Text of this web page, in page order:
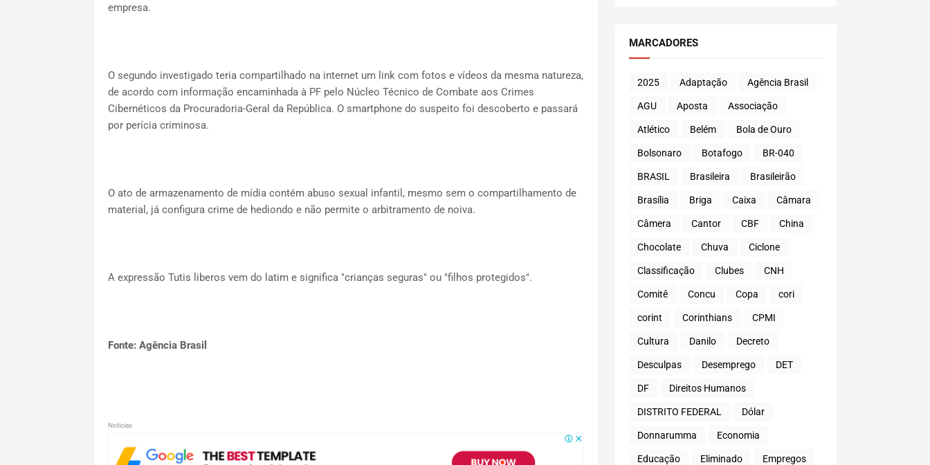
empresa.
O segundo investigado teria compartilhado na internet um link com fotos e vídeos da mesma natureza,
de acordo com informação encaminhada à PF pelo Núcleo Técnico de Combate aos Crimes
Cibernéticos da Procuradoria-Geral da República. O smartphone do suspeito foi descoberto e passará
por perícia criminosa.
O ato de armazenamento de mídia contém abuso sexual infantil, mesmo sem o compartilhamento de
material, já configura crime de hediondo e não permite o arbitramento de noiva.
A expressão Tutis liberos vem do latim e significa "crianças seguras" ou "filhos protegidos".
Fonte: Agência Brasil
Noticias
MARCADORES
2025 Adaptação Agência Brasil
AGU Aposta Associação
Atlético Belém Bola de Ouro
Bolsonaro Botafogo BR-040
BRASIL Brasileira Brasileirão
Brasília Briga Caixa Câmara
Câmera Cantor CBF China
Chocolate Chuva Ciclone
Classificação Clubes CNH
Comitê Concu Copa cori
corint Corinthians CPMI
Cultura Danilo Decreto
Desculpas Desemprego DET
DF Direitos Humanos
DISTRITO FEDERAL Dólar
Donnarumma Economia
Educação Eliminado Empregos